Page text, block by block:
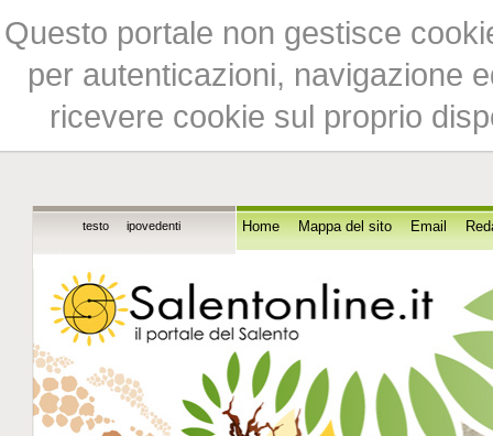
Questo portale non gestisce
per autenticazioni, navigazione
ricevere cookie sul proprio
testo ipovedenti Home Mappa del sito Email